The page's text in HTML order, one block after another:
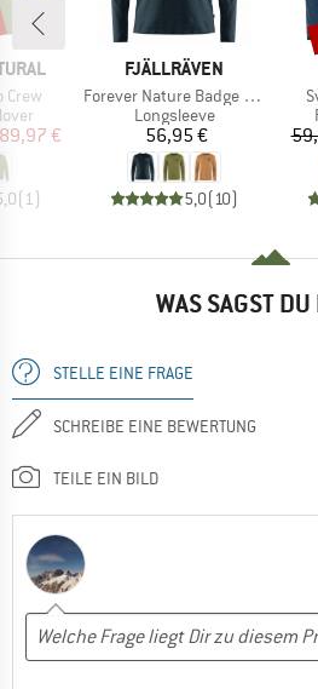
Crew
Preis
89,97 €
(1)
MARKE
FJÄLLRÄVEN
Artikel
Forever Nature Badge L/S T-Shirt
Produktgruppe
Longsleeve
Preis
56,95 €
5,0(10)
WAS SAGST
STELLE EINE FRAGE
SCHREIBE EINE BEWERTUNG
TEILE EIN BILD